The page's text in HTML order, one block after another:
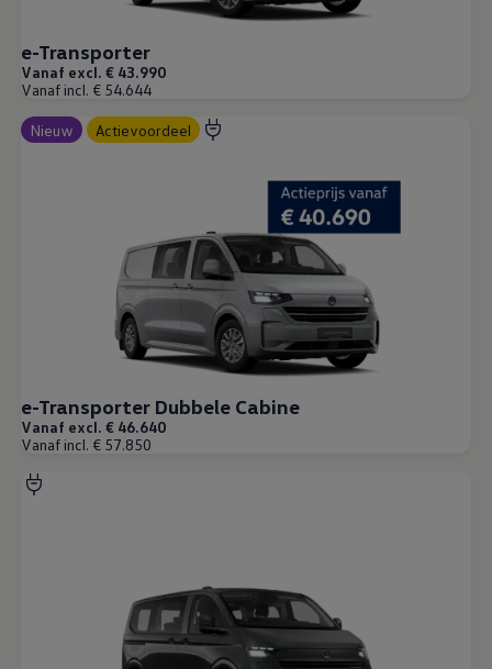
e-Transporter
Vanaf excl. € 43.990
Vanaf incl. € 54.644
Nieuw Actievoordeel
e-Transporter Dubbele Cabine
Vanaf excl. € 46.640
Vanaf incl. € 57.850